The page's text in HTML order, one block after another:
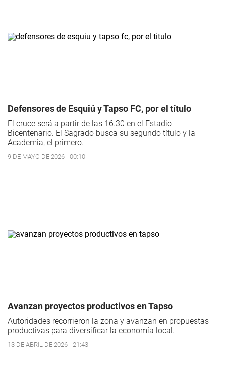
Defensores de Esquiú y Tapso FC, por el título
El cruce será a partir de las 16.30 en el Estadio
Bicentenario. El Sagrado busca su segundo título y la
Academia, el primero.
9 DE MAYO DE 2026 - 00:10
Avanzan proyectos productivos en Tapso
Autoridades recorrieron la zona y avanzan en propuestas
productivas para diversificar la economía local.
13 DE ABRIL DE 2026 - 21:43